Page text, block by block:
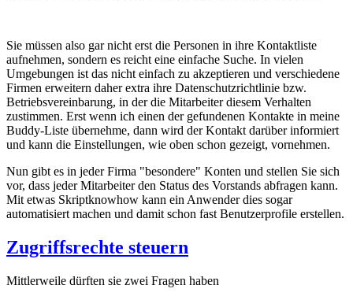
Sie müssen also gar nicht erst die Personen in ihre Kontaktliste
aufnehmen, sondern es reicht eine einfache Suche. In vielen
Umgebungen ist das nicht einfach zu akzeptieren und verschiedene
Firmen erweitern daher extra ihre Datenschutzrichtlinie bzw.
Betriebsvereinbarung, in der die Mitarbeiter diesem Verhalten
zustimmen. Erst wenn ich einen der gefundenen Kontakte in meine
Buddy-Liste übernehme, dann wird der Kontakt darüber informiert
und kann die Einstellungen, wie oben schon gezeigt, vornehmen.
Nun gibt es in jeder Firma "besondere" Konten und stellen Sie sich
vor, dass jeder Mitarbeiter den Status des Vorstands abfragen kann.
Mit etwas Skriptknowhow kann ein Anwender dies sogar
automatisiert machen und damit schon fast Benutzerprofile erstellen.
Zugriffsrechte steuern
Mittlerweile dürften sie zwei Fragen haben